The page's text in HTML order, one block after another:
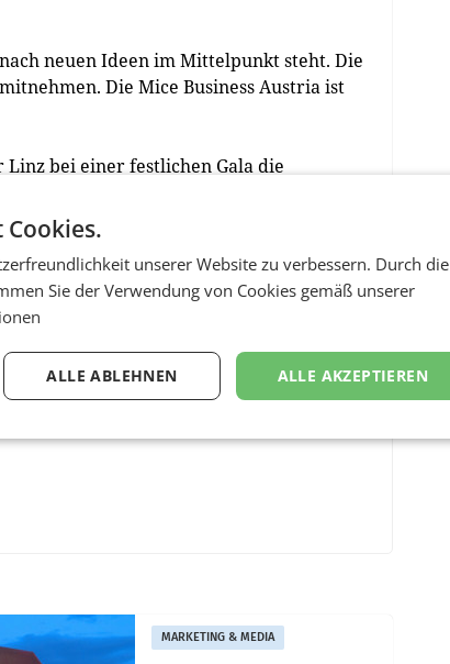
neuen Ideen im Mittelpunkt steht. Die
Die Mice Business Austria ist
Linz bei einer festlichen Gala die
über den "Grand Prix" der
MARKETING & MEDIA
Cookies.
unserer Website zu verbessern. Durch die
Sie der Verwendung von Cookies gemäß unserer
ALLE AKZEPTIEREN
ALLE ABLEHNEN